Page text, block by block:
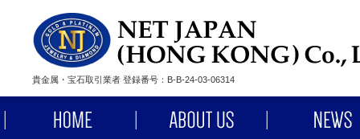
貴金属・宝石取引業者 登録番号：B-B-24-03-06314